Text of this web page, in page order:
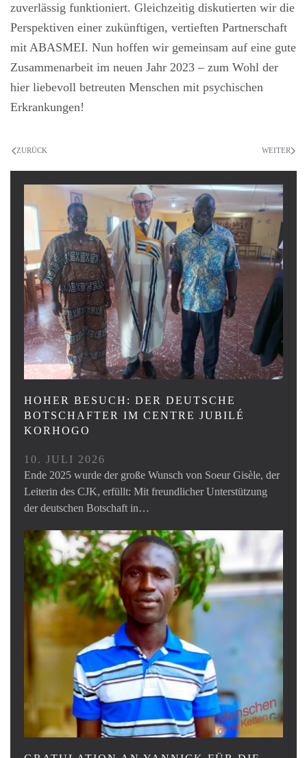
zuverlässig funktioniert. Gleichzeitig diskutierten wir die
Perspektiven einer zukünftigen, vertieften Partnerschaft
mit ABASMEI. Nun hoffen wir gemeinsam auf eine gute
Zusammenarbeit im neuen Jahr 2023 – zum Wohl der
hier liebevoll betreuten Menschen mit psychischen
Erkrankungen!
ZURÜCK WEITER
HOHER BESUCH: DER DEUTSCHE
BOTSCHAFTER IM CENTRE JUBILÉ
KORHOGO
10. JULI 2026
Ende 2025 wurde der große Wunsch von Soeur Gisèle, der
Leiterin des CJK, erfüllt: Mit freundlicher Unterstützung
der deutschen Botschaft in…